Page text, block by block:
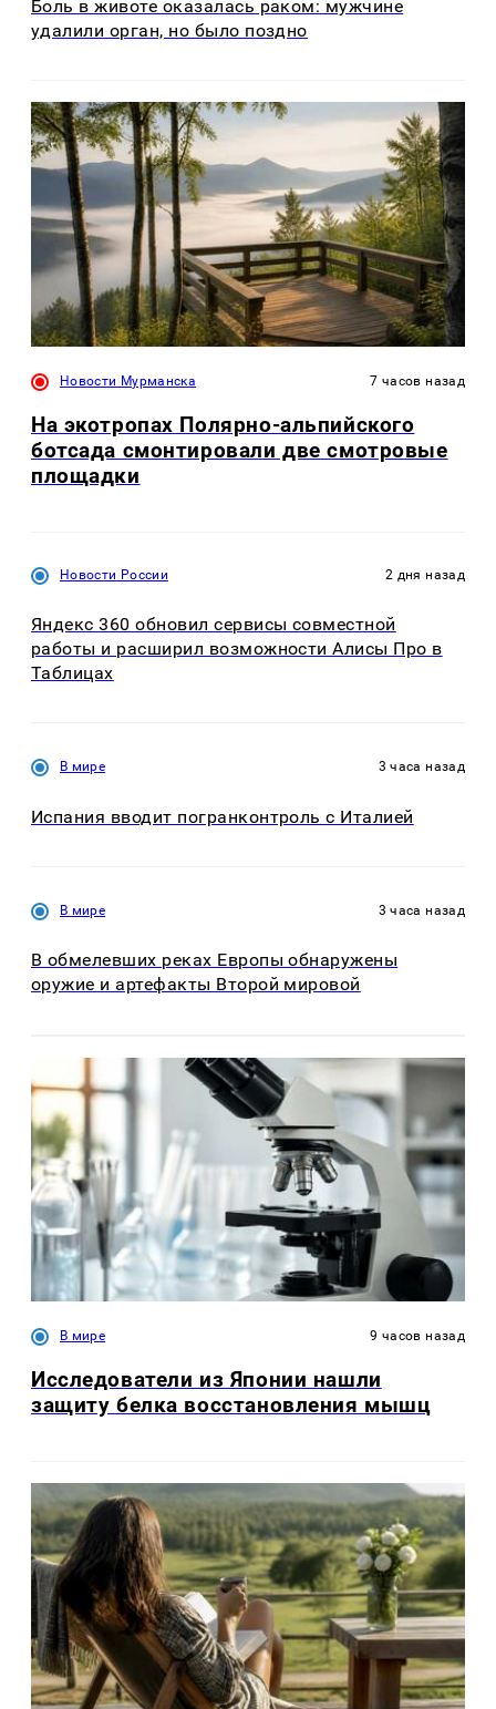
Боль в животе оказалась раком: мужчине
удалили орган, но было поздно
Новости Мурманска 7 часов назад
На экотропах Полярно-альпийского
ботсада смонтировали две смотровые
площадки
Новости России 2 дня назад
Яндекс 360 обновил сервисы совместной
работы и расширил возможности Алисы Про в
Таблицах
В мире 3 часа назад
Испания вводит погранконтроль с Италией
В мире 3 часа назад
В обмелевших реках Европы обнаружены
оружие и артефакты Второй мировой
В мире 9 часов назад
Исследователи из Японии нашли
защиту белка восстановления мышц